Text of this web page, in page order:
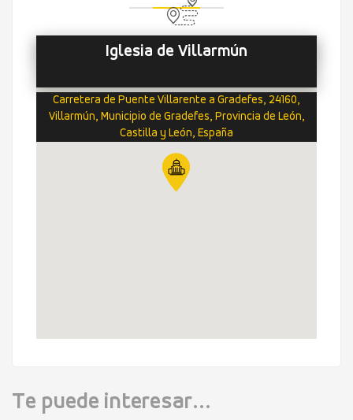
Iglesia de Villarmún
Carretera de Puente Villarente a Gradefes, 24160,
Villarmún, Municipio de Gradefes, Provincia de León,
Castilla y León, España
Te puede interesar...